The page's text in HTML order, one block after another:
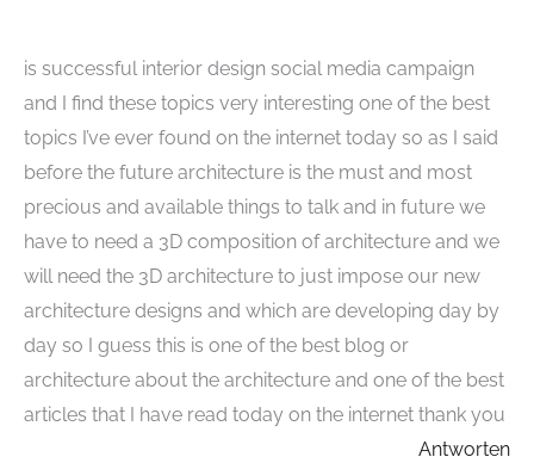
is successful interior design social media campaign
and I find these topics very interesting one of the best
topics I’ve ever found on the internet today so as I said
before the future architecture is the must and most
precious and available things to talk and in future we
have to need a 3D composition of architecture and we
will need the 3D architecture to just impose our new
architecture designs and which are developing day by
day so I guess this is one of the best blog or
architecture about the architecture and one of the best
articles that I have read today on the internet thank you
Antworten